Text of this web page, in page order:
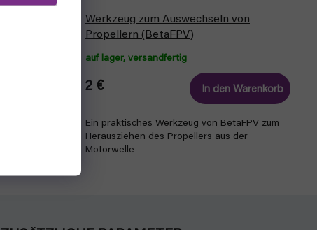
Werkzeug zum Auswechseln von
Propellern (BetaFPV)
auf lager, versandfertig
2 € In den Warenkorb
Ein praktisches Werkzeug von BetaFPV zum
Herausziehen des Propellers aus der
Motorwelle